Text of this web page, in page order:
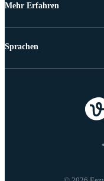
Mehr Erfahren
Sprachen